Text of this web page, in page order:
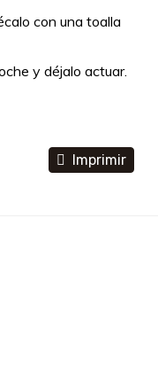
con una toalla
y déjalo actuar.
Imprimir